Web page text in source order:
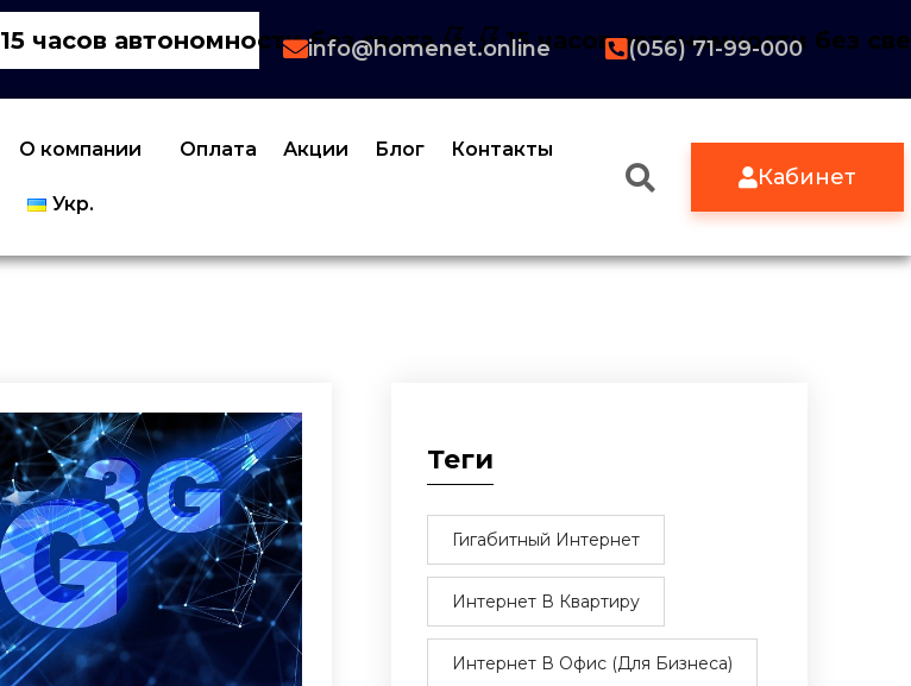
15 часов автономности без света 15 часов автономности без
info@homenet.online (056) 71-99-000
О компании Оплата Акции Блог Контакты
Укр.
Кабинет
Теги
Гигабитный Интернет
Интернет В Квартиру
Интернет В Офис (для Бизнеса)